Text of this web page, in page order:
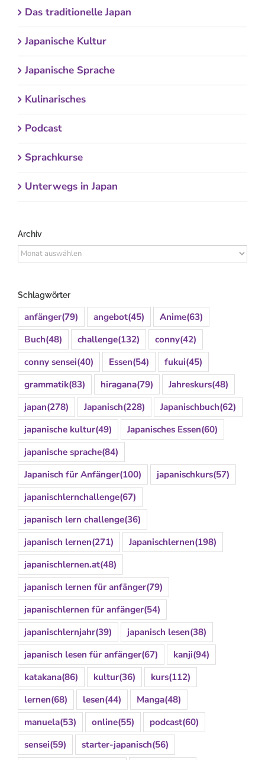
Das traditionelle Japan
Japanische Kultur
Japanische Sprache
Kulinarisches
Podcast
Sprachkurse
Unterwegs in Japan
Archiv
Archiv
Schlagwörter
anfänger(79) angebot(45) Anime(63)
Buch(48) challenge(132) conny(42)
conny sensei(40) Essen(54) fukui(45)
grammatik(83) hiragana(79) Jahreskurs(48)
japan(278) Japanisch(228) Japanischbuch(62)
japanische kultur(49) Japanisches Essen(60)
japanische sprache(84)
Japanisch für Anfänger(100) japanischkurs(57)
japanischlernchallenge(67)
japanisch lern challenge(36)
japanisch lernen(271) Japanischlernen(198)
japanischlernen.at(48)
japanisch lernen für anfänger(79)
japanischlernen für anfänger(54)
japanischlernjahr(39) japanisch lesen(38)
japanisch lesen für anfänger(67) kanji(94)
katakana(86) kultur(36) kurs(112)
lernen(68) lesen(44) Manga(48)
manuela(53) online(55) podcast(60)
sensei(59) starter-japanisch(56)